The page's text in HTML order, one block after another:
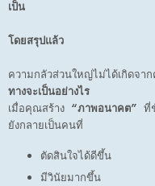
เป็น
โดยสรุปแล้ว
ความกลัวส่วนใหญ่ไม่ได้เกิดจา
ทางจะเป็นอย่างไร
เมื่อคุณสร้าง “ภาพอนาคต” ที่
ยังกลายเป็นคนที่
ตัดสินใจได้ดีขึ้น
มีวินัยมากขึ้น